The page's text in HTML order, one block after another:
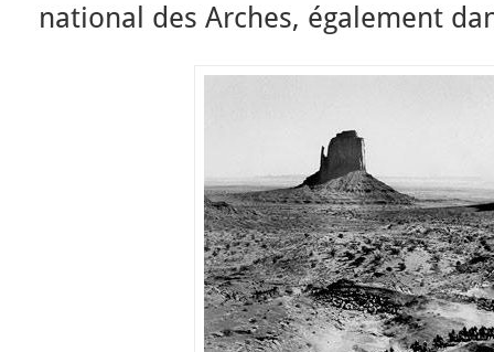
national des Arches, également